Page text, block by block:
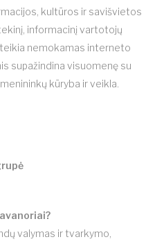
kultūros ir savišvietos
informacinį vartotojų
teikia nemokamas interneto
supažindina visuomenę su
kūryba ir veikla.
valymas ir tvarkymo,